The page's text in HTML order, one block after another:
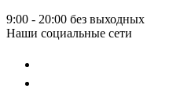
9:00 - 20:00 без выходных
Наши социальные сети